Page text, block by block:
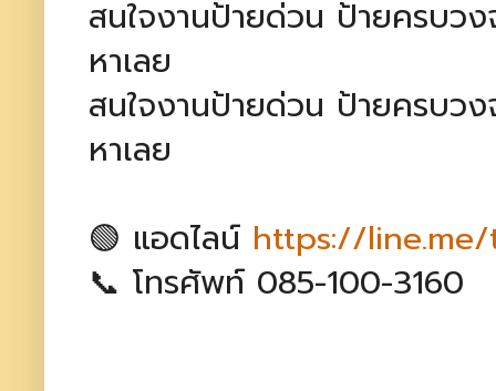
สนใจงานป้ายด่วน ป้ายครบว
หาเลย
สนใจงานป้ายด่วน ป้ายครบว
หาเลย
🟢 แอดไลน์ https://
📞 โทรศัพท์ 085-100-3160